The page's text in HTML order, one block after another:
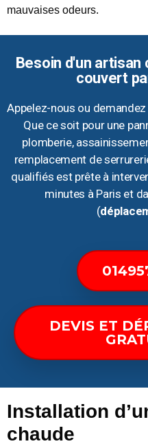
mauvaises odeurs.
Besoin d'un
couvert
Appelez-nous ou
Que ce soit pour une
plomberie,
remplacement de
qualifiés est prête à
minutes à Paris et
(
DEVIS ET
Installation
chaude